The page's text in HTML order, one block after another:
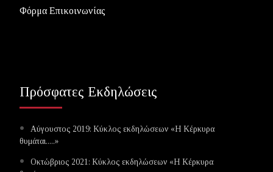
Φόρμα Επικοινωνίας
Πρόσφατες Εκδηλώσεις
Αύγουστος 2019: Κύκλος εκδηλώσεων «Η Κέρκυρα
θυμάται.....»
Οκτώβριος 2021: Κύκλος εκδηλώσεων «Η Κέρκυρα